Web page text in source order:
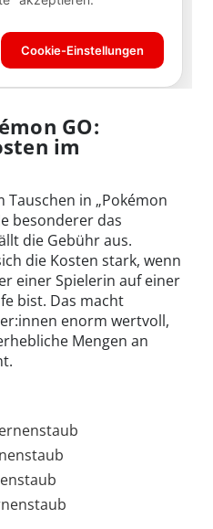
GO:
im
in „Pokémon
besonderer das
die Gebühr aus.
die Kosten stark, wenn
einer Spielerin auf einer
bist. Das macht
enorm wertvoll,
Mengen an